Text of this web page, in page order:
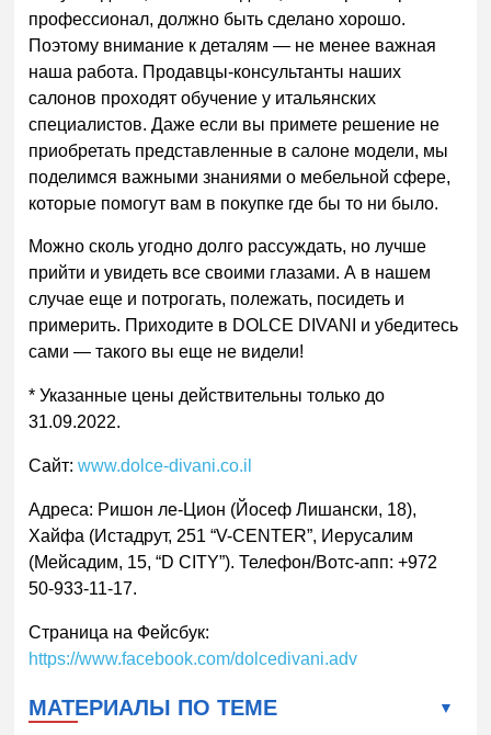
профессионал, должно быть сделано хорошо.
Поэтому внимание к деталям — не менее важная
наша работа. Продавцы-консультанты наших
салонов проходят обучение у итальянских
специалистов. Даже если вы примете решение не
приобретать представленные в салоне модели, мы
поделимся важными знаниями о мебельной сфере,
которые помогут вам в покупке где бы то ни было.
Можно сколь угодно долго рассуждать, но лучше
прийти и увидеть все своими глазами. А в нашем
случае еще и потрогать, полежать, посидеть и
примерить. Приходите в DOLCE DIVANI и убедитесь
сами — такого вы еще не видели!
* Указанные цены действительны только до
31.09.2022.
Сайт:www.dolce-divani.co.il
Адреса: Ришон ле-Цион (Йосеф Лишански, 18),
Хайфа (Истадрут, 251 “V-CENTER”, Иерусалим
(Мейсадим, 15, “D CITY”). Телефон/Вотс-апп: +972
50-933-11-17.
Страница на Фейсбук:
https://www.facebook.com/dolcedivani.adv
МАТЕРИАЛЫ ПО ТЕМЕ